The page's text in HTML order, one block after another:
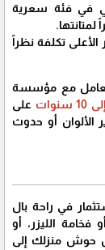
في فئة سعرية
تكلفة نظراً
مع مؤسسة
على
الألوان أو حدوث
في راحة بال
الليزر، أو
حوش منزلك إلى